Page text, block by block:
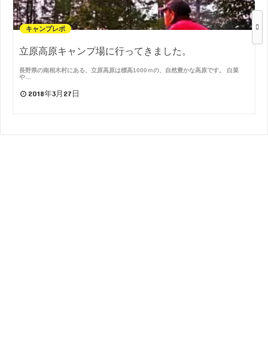
キャンプレポ
立原高原キャンプ場に行ってきました。
長野県の南相木村にある、立原高原は標高1000ｍの、自然豊かな高原です。 白菜
や…
2018年3月27日